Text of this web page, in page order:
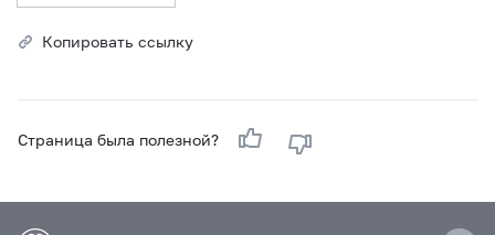
Копировать ссылку
Страница была полезной?